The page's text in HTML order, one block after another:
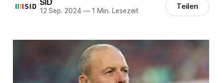
SID
12 Sep. 2024 —1 Min. Lesezeit Teilen